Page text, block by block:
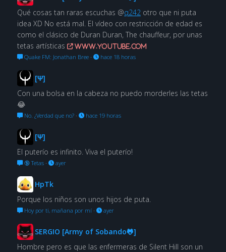
Qué cosas tan raras escuchas @q242 otro que ni puta
idea XD No está mal. El vídeo con restricción de edad es
como el clásico de Duran Duran, The chauffeur, por unas
tetas artísticas
www.youtube.com
Quake FM: Jonathan Bree· hace 18 horas
[Ψ]
Con una bolsa en la cabeza no puedo morderles las tetas
😂
No. ¿Verdad que no?· hace 19 horas
[Ψ]
El puterío es infinito. Viva el puterío!
🔞 Tetas· ayer
HpTk
Porque los niños son unos hijos de puta.
Hoy por ti, mañana por mí· ayer
SERGIO [Army of Sobando🐸]
Hombre pero es que las enfermeras de Silent Hill son un